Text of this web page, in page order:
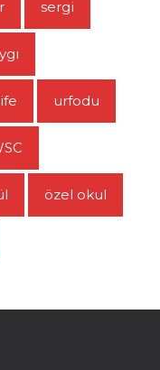
sergi
urfodu
özel okul